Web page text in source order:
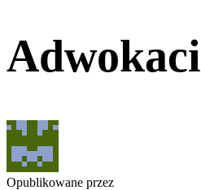
Adwokaci
Opublikowane przez